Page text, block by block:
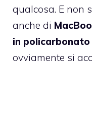
qualcosa. E non
anche di
in policarbonato
ovviamente si